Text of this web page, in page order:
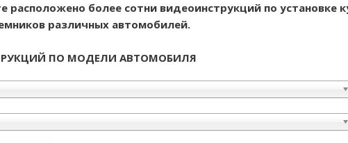
расположено более сотни видеоинструкций по установке
различных автомобилей.
ПО МОДЕЛИ АВТОМОБИЛЯ